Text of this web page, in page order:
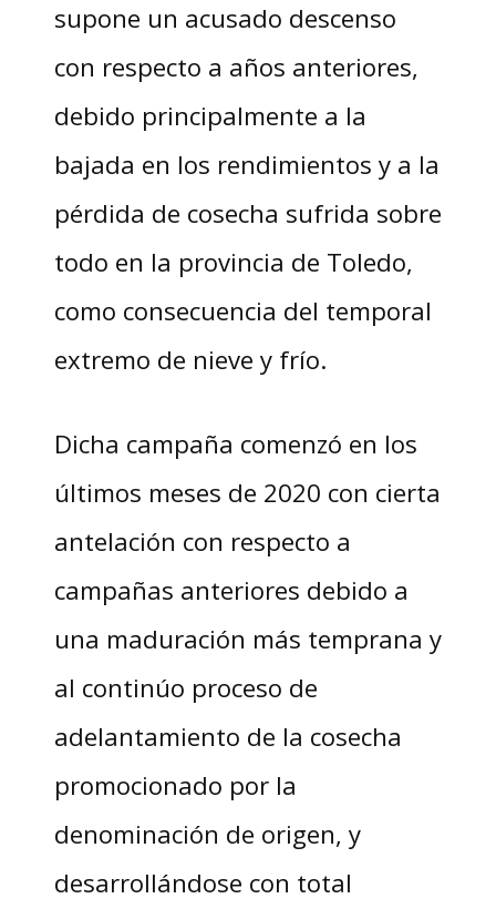
supone un acusado descenso
con respecto a años anteriores,
debido principalmente a la
bajada en los rendimientos y a la
pérdida de cosecha sufrida sobre
todo en la provincia de Toledo,
como consecuencia del temporal
extremo de nieve y frío.
Dicha campaña comenzó en los
últimos meses de 2020 con cierta
antelación con respecto a
campañas anteriores debido a
una maduración más temprana y
al continúo proceso de
adelantamiento de la cosecha
promocionado por la
denominación de origen, y
desarrollándose con total